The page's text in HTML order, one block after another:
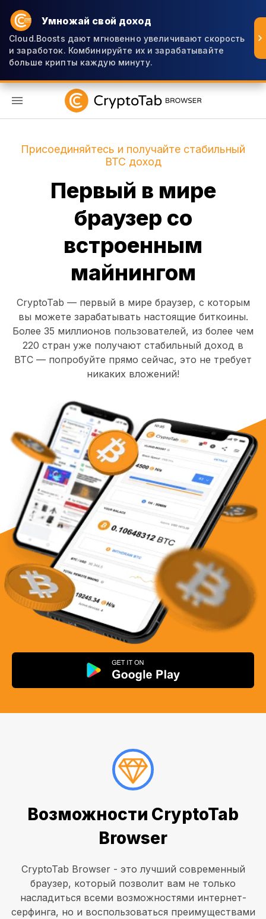
Умножай свой доход
Cloud.Boosts дают мгновенно увеличивают скорость
и заработок. Комбинируйте их и зарабатывайте
больше крипты каждую минуту.
Присоединяйтесь и получайте стабильный
BTC доход
Первый в мире
браузер со
встроенным
майнингом
CryptoTab — первый в мире браузер, с которым
вы можете зарабатывать настоящие биткоины.
Более 35 миллионов пользователей, из более чем
220 стран уже получают стабильный доход в
BTC — попробуйте прямо сейчас, это не требует
никаких вложений!
Возможности CryptoTab
Browser
CryptoTab Browser - это лучший современный
браузер, который позволит вам не только
насладиться всеми возможностями интернет-
серфинга, но и воспользоваться преимуществами